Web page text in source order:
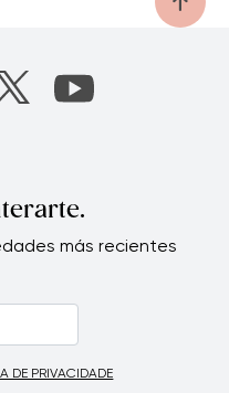
más recientes
DE PRIVACIDADE